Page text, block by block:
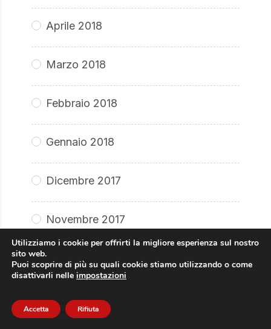
Aprile 2018
Marzo 2018
Febbraio 2018
Gennaio 2018
Dicembre 2017
Novembre 2017
Ottobre 2017
Utilizziamo i cookie per offrirti la migliore esperienza sul nostro
sito web.
Puoi scoprire di più su quali cookie stiamo utilizzando o come
disattivarli nelle impostazioni
Accetta Rifiuta